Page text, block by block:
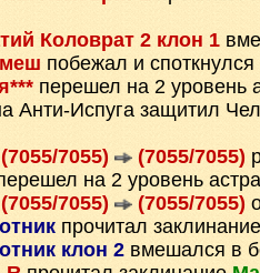
Коловрат 2 клон 1
побежал и споткнулся
перешел на 2 уровень
Анти-Испуга защитил
7055) (7055/7055)
на 2 уровень
7055) (7055/7055)
прочитал
клон 2 вмешался в